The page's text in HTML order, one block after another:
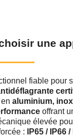
une
fiable pour
aluminium,
offrant
élevée
:
IP65 / IP66